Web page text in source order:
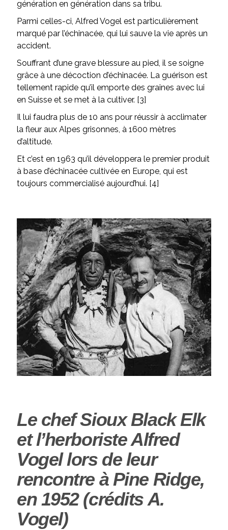
génération en génération dans sa tribu.
Parmi celles-ci, Alfred Vogel est particulièrement
marqué par l’échinacée, qui lui sauve la vie après un
accident.
Souffrant d’une grave blessure au pied, il se soigne
grâce à une décoction d’échinacée. La guérison est
tellement rapide qu’il emporte des graines avec lui
en Suisse et se met à la cultiver. [3]
Il lui faudra plus de 10 ans pour réussir à acclimater
la fleur aux Alpes grisonnes, à 1600 mètres
d’altitude.
Et c’est en 1963 qu’il développera le premier produit
à base d’échinacée cultivée en Europe, qui est
toujours commercialisé aujourd’hui. [4]
Le chef Sioux Black Elk
et l’herboriste Alfred
Vogel lors de leur
rencontre à Pine Ridge,
en 1952 (crédits A.
Vogel)